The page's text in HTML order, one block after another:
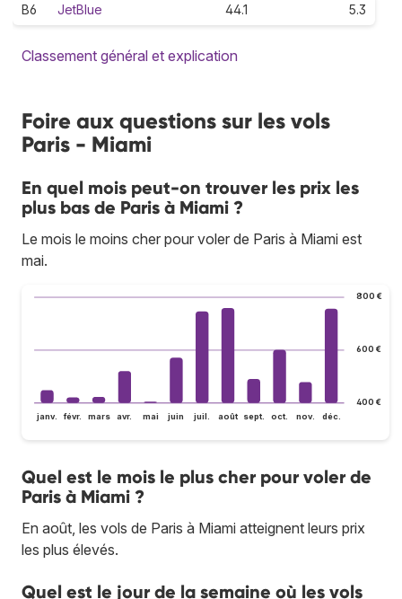
B6 JetBlue 44.1 5.3
Classement général et explication
Foire aux questions sur les vols
Paris - Miami
En quel mois peut-on trouver les prix les
plus bas de Paris à Miami ?
Le mois le moins cher pour voler de Paris à Miami est
mai.
400 €
600 €
800 €
janv. févr. mars avr. mai juin juil. août sept. oct. nov. déc.
Quel est le mois le plus cher pour voler de
Paris à Miami ?
En août, les vols de Paris à Miami atteignent leurs prix
les plus élevés.
Quel est le jour de la semaine où les vols